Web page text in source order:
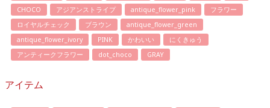
CHOCO
アジアンストライプ antique_flower_pink
フラワー
ロイヤルチェック
ブラウン
antique_flower_green
antique_flower_ivory
PINK かわいい
にくきゅう
アンティークフラワー
dot_choco GRAY
アイテム